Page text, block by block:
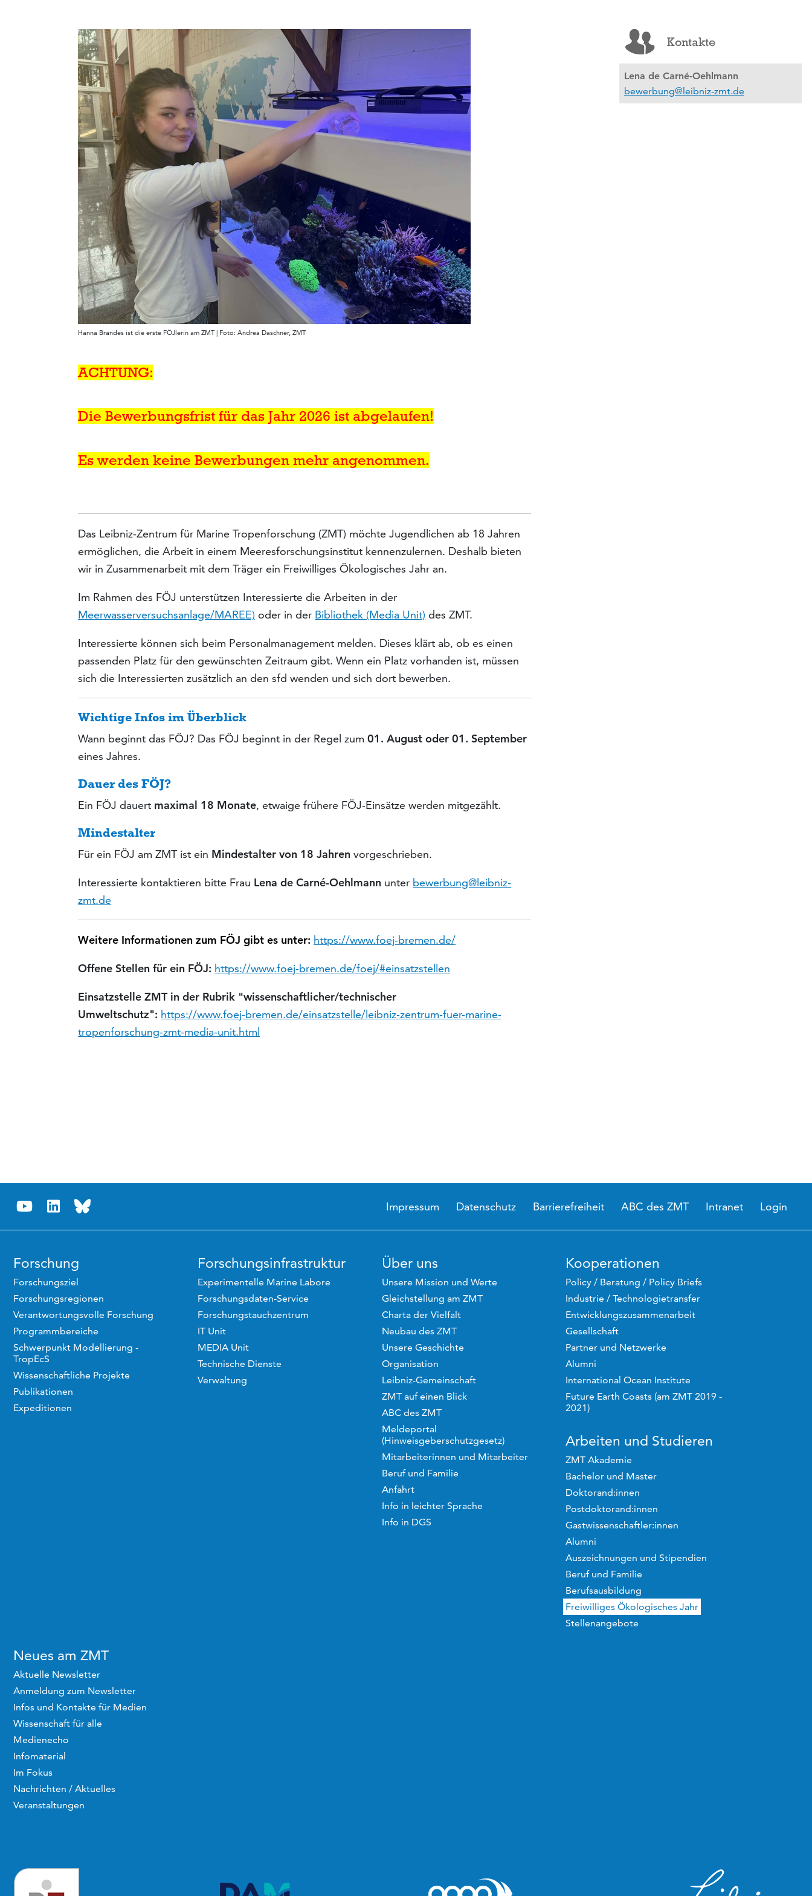
Hanna Brandes ist die erste FÖJlerin am ZMT | Foto: Andrea Daschner, ZMT
ACHTUNG:
Die Bewerbungsfrist für das Jahr 2026 ist abgelaufen!
Es werden keine Bewerbungen mehr angenommen.
Das Leibniz-Zentrum für Marine Tropenforschung (ZMT) möchte Jugendlichen ab 18 Jahren
ermöglichen, die Arbeit in einem Meeresforschungsinstitut kennenzulernen. Deshalb bieten
wir in Zusammenarbeit mit dem Träger ein Freiwilliges Ökologisches Jahr an.
Im Rahmen des FÖJ unterstützen Interessierte die Arbeiten in der
Meerwasserversuchsanlage/MAREE) oder in der Bibliothek (Media Unit) des ZMT.
Interessierte können sich beim Personalmanagement melden. Dieses klärt ab, ob es einen
passenden Platz für den gewünschten Zeitraum gibt. Wenn ein Platz vorhanden ist, müssen
sich die Interessierten zusätzlich an den sfd wenden und sich dort bewerben.
Wichtige Infos im Überblick
Wann beginnt das FÖJ? Das FÖJ beginnt in der Regel zum01. August oder 01. September
eines Jahres.
Dauer des FÖJ?
Ein FÖJ dauert maximal 18 Monate, etwaige frühere FÖJ-Einsätze werden mitgezählt.
Mindestalter
Für ein FÖJ am ZMT ist ein Mindestalter von 18 Jahren vorgeschrieben.
Interessierte kontaktieren bitte Frau Lena de Carné-Oehlmann unter bewerbung@leibniz-
zmt.de
Weitere Informationen zum FÖJ gibt es unter: https://www.foej-bremen.de/
Offene Stellen für ein FÖJ: https://www.foej-bremen.de/foej/#einsatzstellen
Einsatzstelle ZMT in der Rubrik "wissenschaftlicher/technischer
Umweltschutz": https://www.foej-bremen.de/einsatzstelle/leibniz-zentrum-fuer-marine-
tropenforschung-zmt-media-unit.html
Kontakte
Lena de Carné-Oehlmann
bewerbung@leibniz-zmt.de
Impressum Datenschutz Barrierefreiheit ABC des ZMT Intranet Login
Forschung
Forschungsziel
Forschungsregionen
Verantwortungsvolle Forschung
Programmbereiche
Schwerpunkt Modellierung -
TropEcS
Wissenschaftliche Projekte
Publikationen
Expeditionen
Forschungsinfrastruktur
Experimentelle Marine Labore
Forschungsdaten-Service
Forschungstauchzentrum
IT Unit
MEDIA Unit
Technische Dienste
Verwaltung
Über uns
Unsere Mission und Werte
Gleichstellung am ZMT
Charta der Vielfalt
Neubau des ZMT
Unsere Geschichte
Organisation
Leibniz-Gemeinschaft
ZMT auf einen Blick
ABC des ZMT
Meldeportal
(Hinweisgeberschutzgesetz)
Mitarbeiterinnen und Mitarbeiter
Beruf und Familie
Anfahrt
Info in leichter Sprache
Info in DGS
Kooperationen
Policy / Beratung / Policy Briefs
Industrie / Technologietransfer
Entwicklungszusammenarbeit
Gesellschaft
Partner und Netzwerke
Alumni
International Ocean Institute
Future Earth Coasts (am ZMT 2019 -
2021)
Arbeiten und Studieren
ZMT Akademie
Bachelor und Master
Doktorand:innen
Postdoktorand:innen
Gastwissenschaftler:innen
Alumni
Auszeichnungen und Stipendien
Beruf und Familie
Berufsausbildung
Freiwilliges Ökologisches Jahr
Stellenangebote
Neues am ZMT
Aktuelle Newsletter
Anmeldung zum Newsletter
Infos und Kontakte für Medien
Wissenschaft für alle
Medienecho
Infomaterial
Im Fokus
Nachrichten / Aktuelles
Veranstaltungen